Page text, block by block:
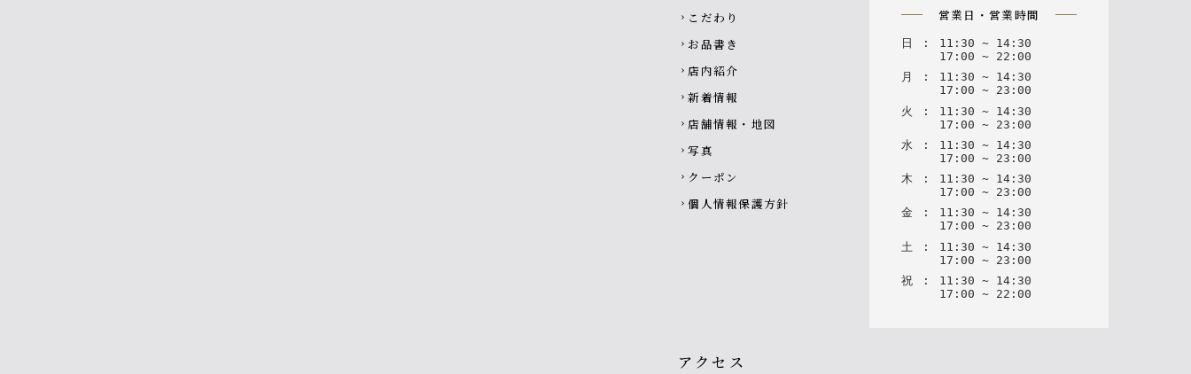
chevron_right こだわり
chevron_right お品書き
chevron_right 店内紹介
chevron_right 新着情報
chevron_right 店舗情報・地図
chevron_right 写真
chevron_right クーポン
chevron_right 個人情報保護方針
営業日・営業時間
日 : 11 : 30 ~ 14: 30
17 : 00 ~ 22 : 00
月
: 11 : 30 ~ 14: 30
17 : 00 ~ 23 : 00
火
: 11 : 30 ~ 14: 30
17 : 00 ~ 23 : 00
水
: 11 : 30 ~ 14: 30
17 : 00 ~ 23 : 00
木
: 11 : 30 ~ 14: 30
17 : 00 ~ 23 : 00
金
: 11 : 30 ~ 14: 30
17 : 00 ~ 23 : 00
土
: 11 : 30 ~ 14: 30
17 : 00 ~ 23 : 00
祝 : 11 : 30 ~ 14: 30
17 : 00 ~ 22 : 00
アクセス